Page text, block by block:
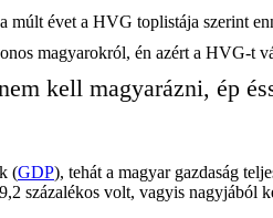
múlt évet a HVG toplistája szerint
magyarokról, én azért a HVG-t
kell magyarázni, ép
(GDP), tehát a magyar gazdaság
százalékos volt, vagyis nagyjából